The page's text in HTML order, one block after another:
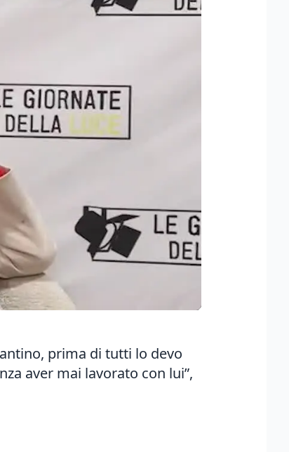
prima di tutti lo devo
aver mai lavorato con lui”,